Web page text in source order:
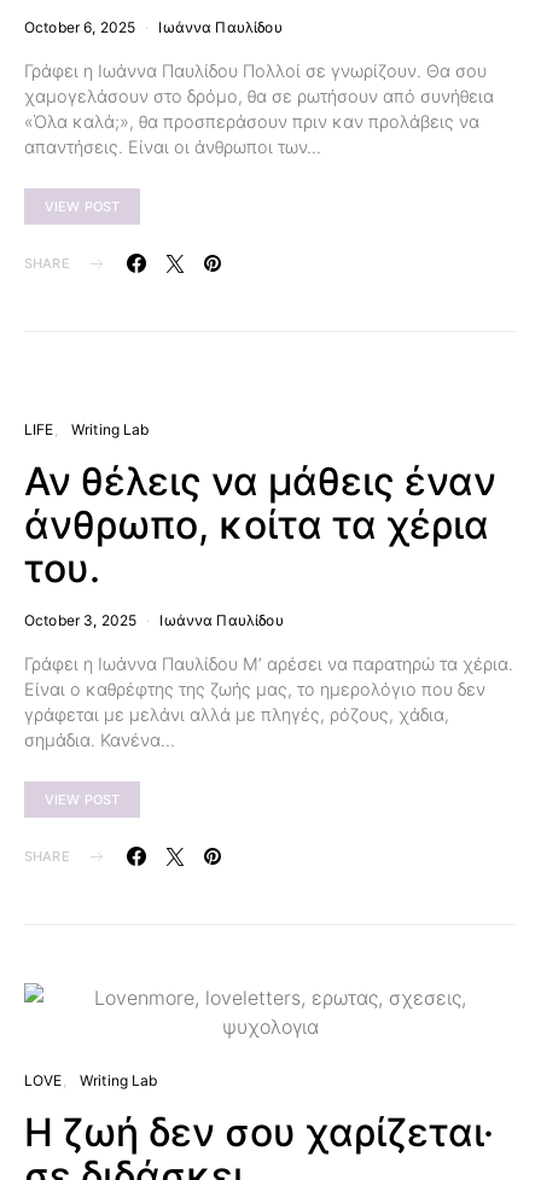
October 6, 2025 Ιωάννα Παυλίδου
Γράφει η Ιωάννα Παυλίδου Πολλοί σε γνωρίζουν. Θα σου
χαμογελάσουν στο δρόμο, θα σε ρωτήσουν από συνήθεια
«Όλα καλά;», θα προσπεράσουν πριν καν προλάβεις να
απαντήσεις. Είναι οι άνθρωποι των…
VIEW POST
SHARE
LIFE Writing Lab
Αν θέλεις να μάθεις έναν
άνθρωπο, κοίτα τα χέρια
του.
October 3, 2025 Ιωάννα Παυλίδου
Γράφει η Ιωάννα Παυλίδου Μ’ αρέσει να παρατηρώ τα χέρια.
Είναι ο καθρέφτης της ζωής μας, το ημερολόγιο που δεν
γράφεται με μελάνι αλλά με πληγές, ρόζους, χάδια,
σημάδια. Κανένα…
VIEW POST
SHARE
LOVE Writing Lab
Η ζωή δεν σου χαρίζεται·